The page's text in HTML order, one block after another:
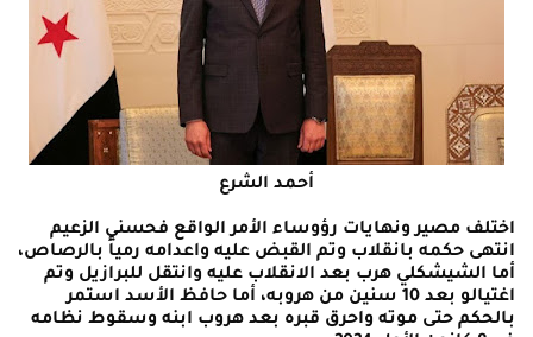
أحمد الشرع
اختلف مصير ونهايات رؤوساء الأمر الواقع فحسني الزعيم
انتهى حكمه بانقلاب وتم القبض عليه واعدامه رمياً بالرصاص،
أما الشيشكلي هرب بعد الانقلاب عليه وانتقل للبرازيل وتم
اغتيالو بعد 10 سنين من هروبه، أما حافظ الأسد استمر
بالحكم حتى موته واحرق قبره بعد هروب ابنه وسقوط نظامه